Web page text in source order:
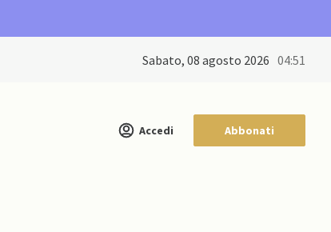
sabato, 08 agosto 2026 04:51
Accedi Abbonati